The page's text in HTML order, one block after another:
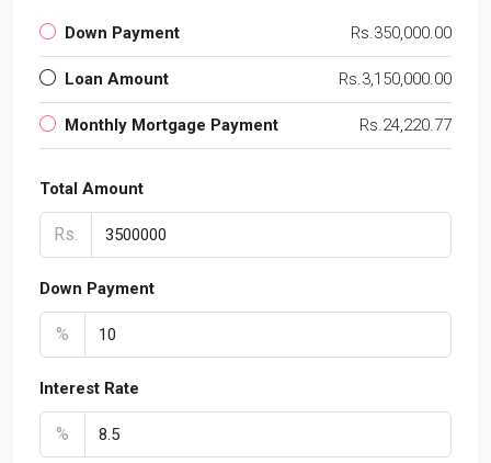
Down Payment Rs.350,000.00
Loan Amount Rs.3,150,000.00
Monthly Mortgage Payment Rs.24,220.77
Total Amount
Rs.
Down Payment
%
Interest Rate
%